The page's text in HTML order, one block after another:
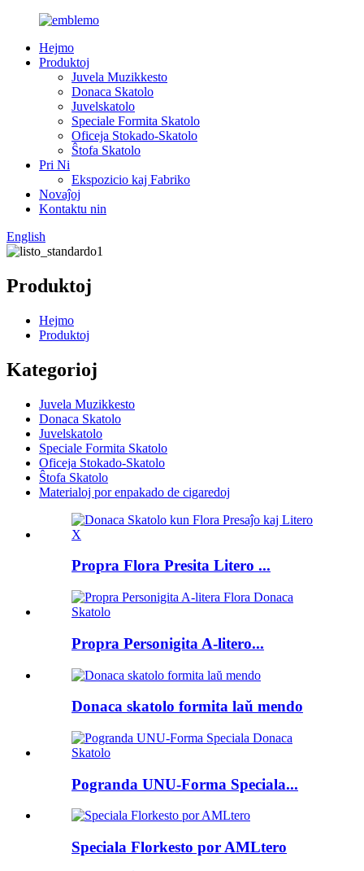
Hejmo
Produktoj
Juvela Muzikkesto
Donaca Skatolo
Juvelskatolo
Speciale Formita Skatolo
Oficeja Stokado-Skatolo
Ŝtofa Skatolo
Pri Ni
Ekspozicio kaj Fabriko
Novaĵoj
Kontaktu nin
English
Produktoj
Hejmo
Produktoj
Kategorioj
Juvela Muzikkesto
Donaca Skatolo
Juvelskatolo
Speciale Formita Skatolo
Oficeja Stokado-Skatolo
Ŝtofa Skatolo
Materialoj por enpakado de cigaredoj
Propra Flora Presita Litero ...
Propra Personigita A-litero...
Donaca skatolo formita laŭ mendo
Pogranda UNU-Forma Speciala...
Speciala Florkesto por AMLtero